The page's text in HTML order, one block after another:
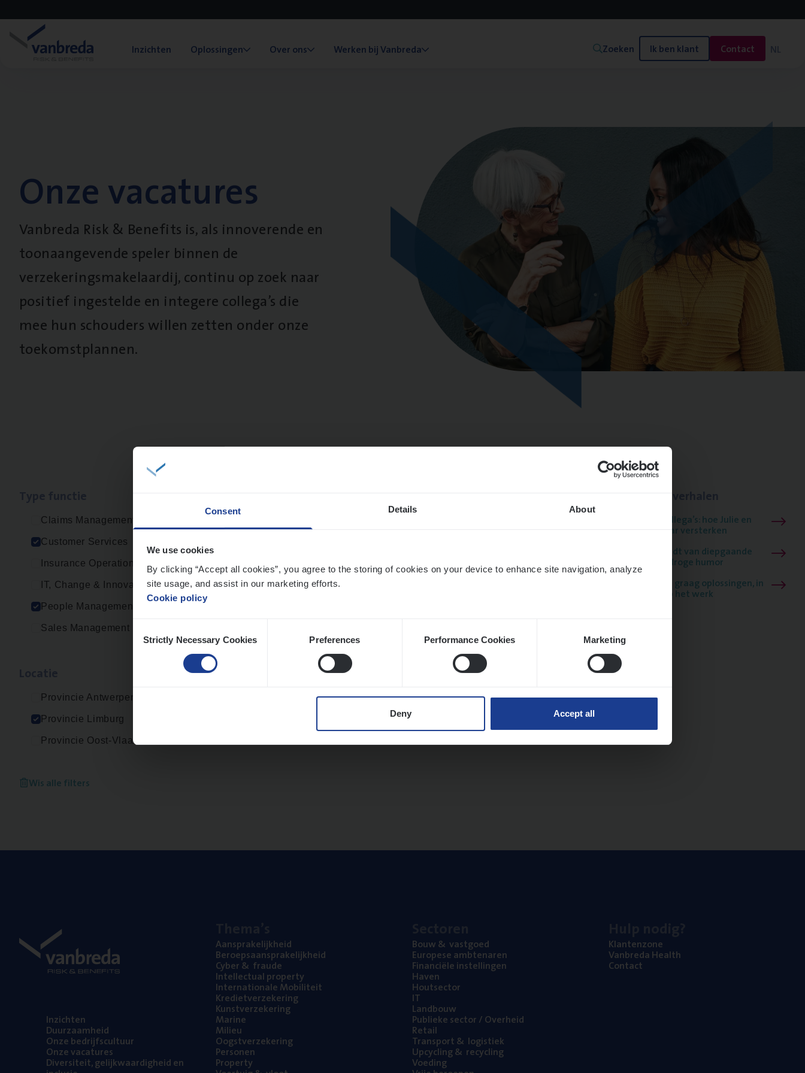
Consent Details About
We use cookies
By clicking “Accept all cookies”, you agree to the storing of cookies on your device to enhance site navigation, analyze
site usage, and assist in our marketing efforts.
Cookie policy
Selection
Strictly Necessary Cookies Preferences Performance Cookies Marketing
Deny Accept all
Inzichten Oplossingen Over ons Werken bij Vanbreda Zoeken Ik ben klant Contact NL
Onze vacatures
Vanbreda Risk & Benefits is, als innoverende en
toonaangevende speler binnen de
verzekeringsmakelaardij, continu op zoek naar
positief ingestelde en integere collega’s die
mee hun schouders willen zetten onder onze
toekomstplannen.
Claims Management
Customer Services
Insurance Operations
IT, Change & Innovation
People Management
Sales Management
Provincie Antwerpen
Provincie Limburg
Provincie Oost-Vlaanderen
Wis alle filters
Meer dan collega’s: hoe Julie en
Aurélie elkaar versterken
Mathias houdt van diepgaande
dossiers én droge humor
Thalia zoekt graag oplossingen, in
games én op het werk
Inzich­ten
Duur­zaam­heid
Onze bedrijfs­cul­tuur
Onze vaca­tu­res
Diver­si­teit, gelijk­waar­dig­heid en
Aan­spra­ke­lijk­heid
Beroeps­aan­spra­ke­lijk­heid
Cyber& fraude
Intel­lec­tu­al property
Inter­na­ti­o­na­le Mobiliteit
Kre­diet­ver­ze­ke­ring
Kunst­ver­ze­ke­ring
Mari­ne
Mili­eu
Oogst­ver­ze­ke­ring
Per­so­nen
Pro­per­ty
Bouw& vastgoed
Euro­pe­se ambtenaren
Finan­ci­ë­le instellingen
Haven
Hout­sec­tor
IT
Land­bouw
Publie­ke sec­tor / Overheid
Retail
Trans­port& logistiek
Upcy­cling& recycling
Voe­ding
Klan­ten­zo­ne
Van­b­re­da Health
Con­tact